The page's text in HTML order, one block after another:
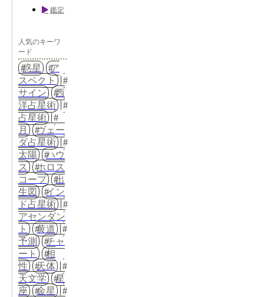
鑑定
人気のキーワ
ード
惑星
ア
スペクト
サイン
西
洋占星術
占星術
月
ヴェー
ダ占星術
太陽
ハウ
ス
ホロス
コープ
出
生図
イン
ド占星術
アセンダン
ト
黄道
予測
チャ
ート
相
性
天体
天文学
星
座
金星